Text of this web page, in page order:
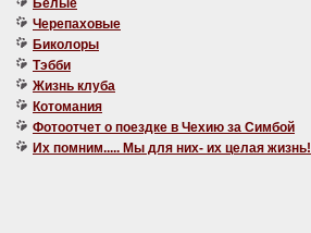
Белые
Черепаховые
Биколоры
Тэбби
Жизнь клуба
Котомания
Фотоотчет о поездке в Чехию за Симбой
Их помним..... Мы для них- их целая жизнь!